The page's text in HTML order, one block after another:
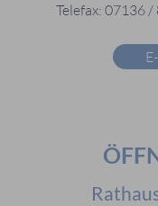
Telefax: 07136